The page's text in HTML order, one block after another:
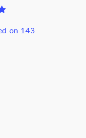
on 143